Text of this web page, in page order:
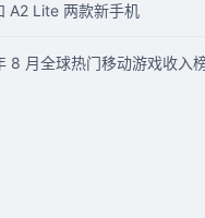
A2 Lite 两款新手机
8 月全球热门移动游戏收入